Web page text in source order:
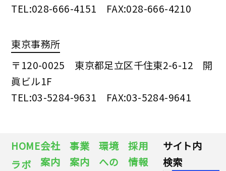
TEL:028-666-4151 FAX:028-666-4210
東京事務所
〒120-0025 東京都足立区千住東2-6-12 開
眞ビル1F
TEL:03-5284-9631 FAX:03-5284-9641
HOME
ラボ
会社
案内
事業
案内
環境
への
採用
情報
サイト内
検索